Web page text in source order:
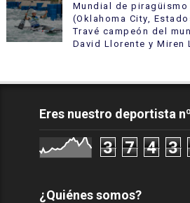
Mundial de piragüismo
(Oklahoma City,
Travé campeón del
David Llorente y Miren
Eres nuestro deportista
3 7 4 3
¿Quiénes somos?